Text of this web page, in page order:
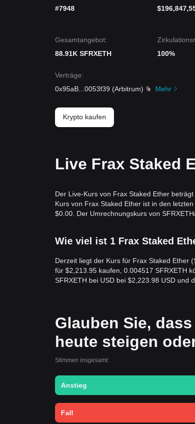
#7948
Gesamtangebot:
88.91K SFRXETH
100%
Verträge:
0x95aB
0053f39 (Arbitrum) Mehr
Krypto kaufen
Live Frax Staked
Der Live-Kurs von Frax Staked Ether
Kurs von Frax Staked Ether ist in den
$0.00. Der Umrechnungskurs von
Wie viel ist 1 Frax Staked
Derzeit liegt der Kurs für Frax Staked Ether
für $2,213.95 kaufen, 0.004517 SFRXETH
SFRXETH bei USD bei $2,223.98 USD und
Glauben Sie,
heute steigen
Stimmen insgesamt:
Anstieg
Fall